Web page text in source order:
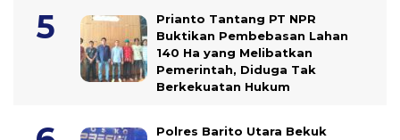
Prianto Tantang PT NPR
Buktikan Pembebasan Lahan
140 Ha yang Melibatkan
Pemerintah, Diduga Tak
Berkekuatan Hukum
Polres Barito Utara Bekuk